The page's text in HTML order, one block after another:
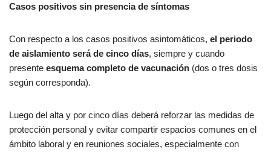
Casos positivos sin presencia de síntomas
Con respecto a los casos positivos asintomáticos, el periodo
de aislamiento será de cinco días, siempre y cuando
presente esquema completo de vacunación (dos o tres dosis
según corresponda).
Luego del alta y por cinco días deberá reforzar las medidas de
protección personal y evitar compartir espacios comunes en el
ámbito laboral y en reuniones sociales, especialmente con